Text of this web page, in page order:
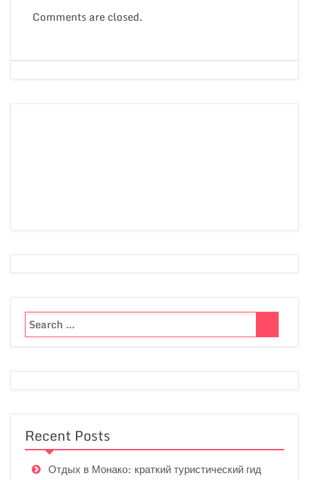
Comments are closed.
Recent Posts
Отдых в Монако: краткий туристический гид